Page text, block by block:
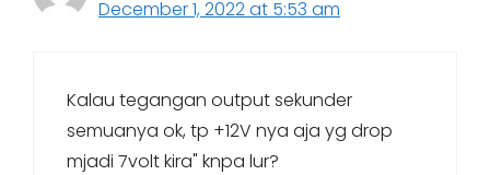
December 1, 2022 at 5:53 am
Kalau tegangan output sekunder
semuanya ok, tp +12V nya aja yg drop
mjadi 7volt kira" knpa lur?